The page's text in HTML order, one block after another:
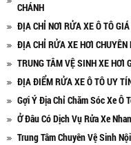
CHÁNH
ĐỊA CHỈ NƠI RỬA XE Ô TÔ
ĐỊA CHỈ RỬA XE HƠI CHUYÊN
TRUNG TÂM VỆ SINH XE HƠI
ĐỊA ĐIỂM RỬA XE Ô TÔ UY
Gợi Ý Địa Chỉ Chăm Sóc Xe Ô
Ở Đâu Có Dịch Vụ Rửa Xe
Trung Tâm Chuyên Vệ Sinh